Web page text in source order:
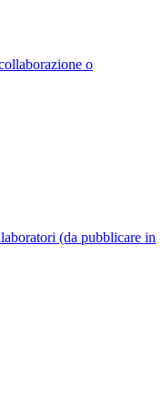
o
(da pubblicare in